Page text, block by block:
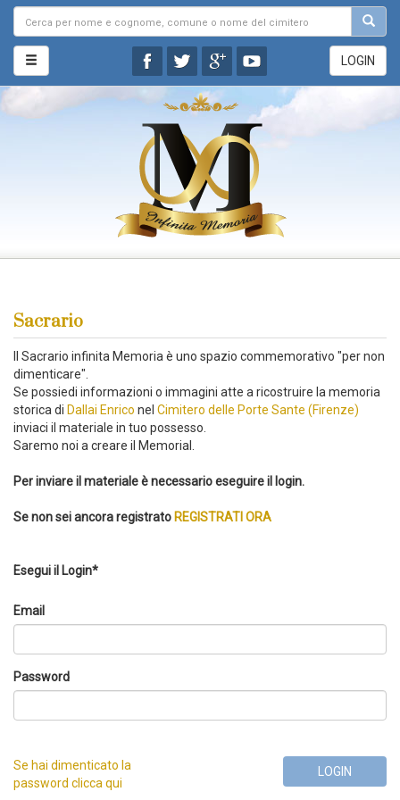
LOGIN
Sacrario
Il Sacrario infinita Memoria è uno spazio commemorativo "per non
dimenticare".
Se possiedi informazioni o immagini atte a ricostruire la memoria
storica di Dallai Enrico nel Cimitero delle Porte Sante (Firenze)
inviaci il materiale in tuo possesso.
Saremo noi a creare il Memorial.
Per inviare il materiale è necessario eseguire il login.
Se non sei ancora registrato REGISTRATI ORA
Esegui il Login*
Email
Password
Se hai dimenticato la
password clicca qui
LOGIN